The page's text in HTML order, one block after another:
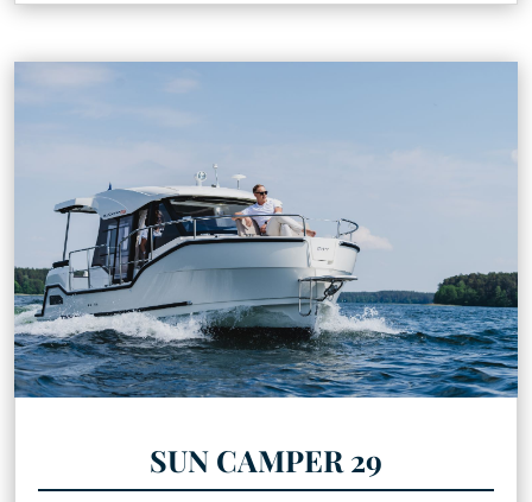
SUN CAMPER 29